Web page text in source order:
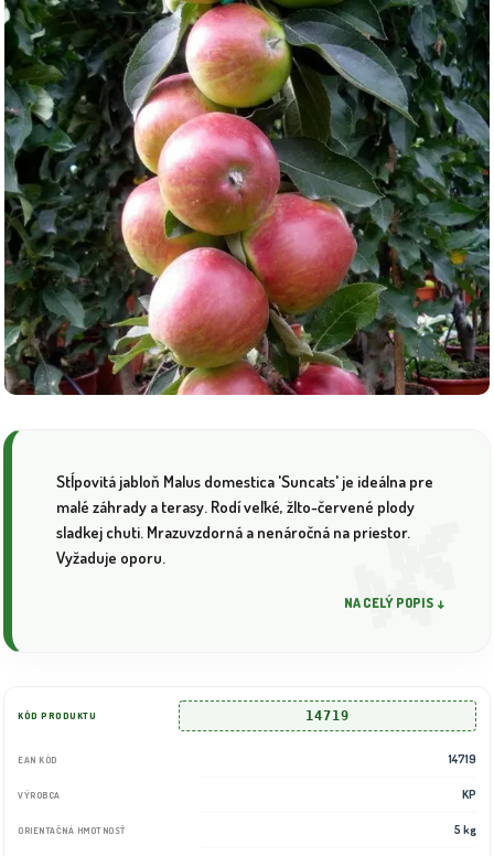
Stĺpovitá jabloň Malus domestica 'Suncats' je ideálna pre
malé záhrady a terasy. Rodí veľké, žlto-červené plody
sladkej chuti. Mrazuvzdorná a nenáročná na priestor.
Vyžaduje oporu.
NA CELÝ POPIS ↓
KÓD PRODUKTU 14719
EAN KÓD 14719
VÝROBCA KP
ORIENTAČNÁ HMOTNOSŤ 5 kg